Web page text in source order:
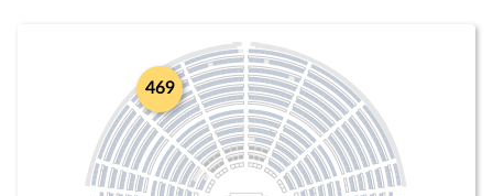
469